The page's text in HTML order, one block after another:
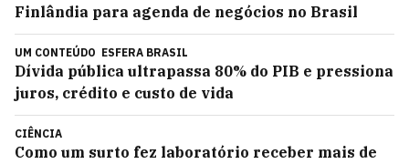
Finlândia para agenda de negócios no Brasil
UM CONTEÚDO ESFERA BRASIL
Dívida pública ultrapassa 80% do PIB e pressiona
juros, crédito e custo de vida
CIÊNCIA
Como um surto fez laboratório receber mais de